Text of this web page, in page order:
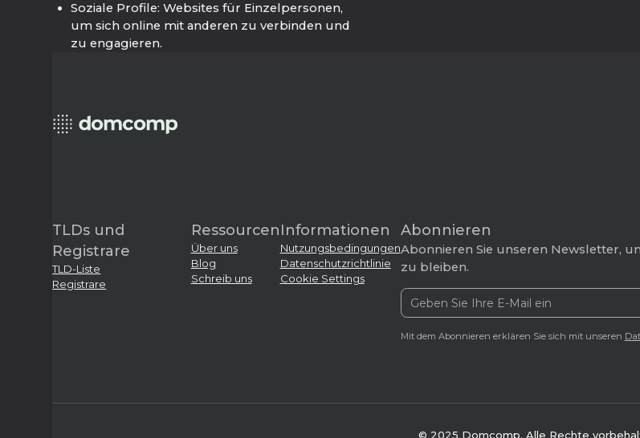
Soziale Profile: Websites für Einzelpersonen,
um sich online mit anderen zu verbinden und
zu engagieren.
TLDs und
Registrare
TLD-Liste
Registrare
Ressourcen
Über uns
Blog
Schreib uns
Informationen
Nutzungsbedingungen
Datenschutzrichtlinie
Cookie Settings
Abonnieren
Abonnieren Sie unseren Newsletter,
zu bleiben.
Mit dem Abonnieren erklären Sie sich mit unseren
© 2025 Domcomp. Alle Rechte